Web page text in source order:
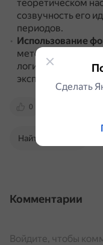
теоретическом
созвучность его
периодов.
Использование
методов
логической
0
Найти в Поиске
Комментарии
Войдите, чтобы
Сделать